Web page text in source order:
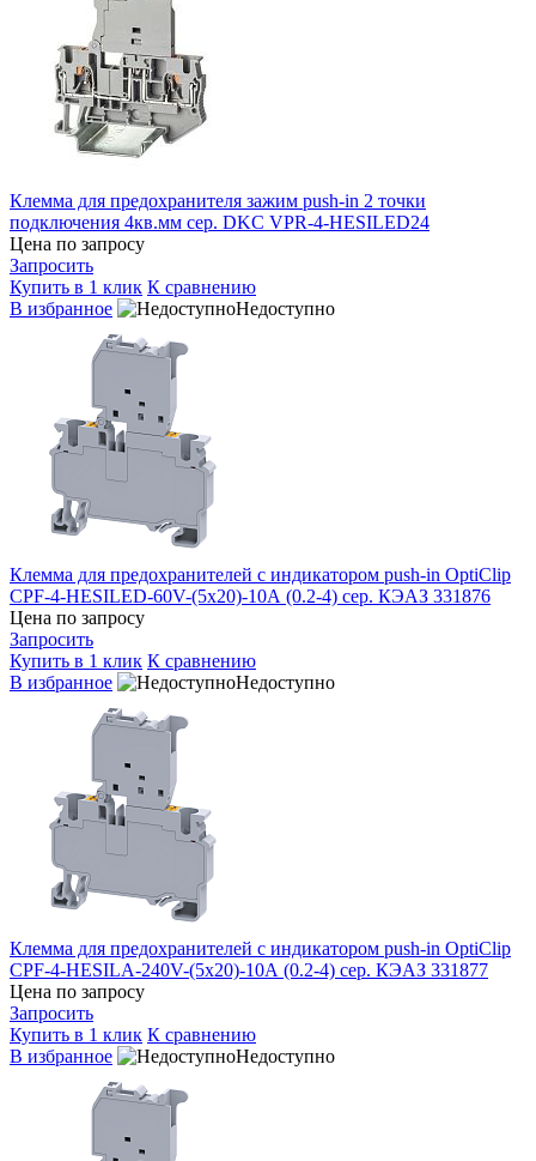
Клемма для предохранителя зажим push-in 2 точки
подключения 4кв.мм сер. DKC VPR-4-HESILED24
Цена по запросу
Запросить
Купить в 1 клик К сравнению
В избранное
Недоступно
Клемма для предохранителей с индикатором push-in OptiClip
CPF-4-HESILED-60V-(5х20)-10А (0.2-4) сер. КЭАЗ 331876
Цена по запросу
Запросить
Купить в 1 клик К сравнению
В избранное
Недоступно
Клемма для предохранителей с индикатором push-in OptiClip
CPF-4-HESILA-240V-(5х20)-10А (0.2-4) сер. КЭАЗ 331877
Цена по запросу
Запросить
Купить в 1 клик К сравнению
В избранное
Недоступно